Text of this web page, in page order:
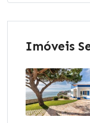
Imóveis